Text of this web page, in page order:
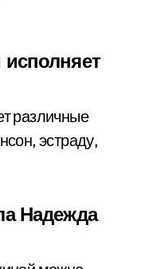
различные
эстраду,
Надежда